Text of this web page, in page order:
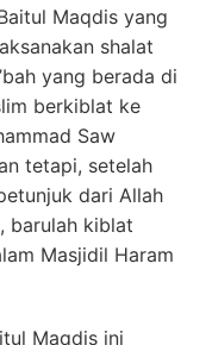
Maqdis yang
shalat
yang berada di
berkiblat ke
Saw
tetapi, setelah
dari Allah
barulah kiblat
Masjidil Haram
Maqdis ini